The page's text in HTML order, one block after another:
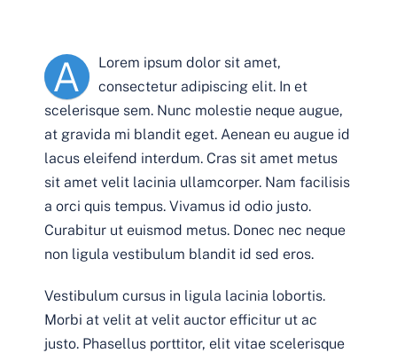
A
Lorem ipsum dolor sit amet,
consectetur adipiscing elit. In et
scelerisque sem. Nunc molestie neque augue,
at gravida mi blandit eget. Aenean eu augue id
lacus eleifend interdum. Cras sit amet metus
sit amet velit lacinia ullamcorper. Nam facilisis
a orci quis tempus. Vivamus id odio justo.
Curabitur ut euismod metus. Donec nec neque
non ligula vestibulum blandit id sed eros.
Vestibulum cursus in ligula lacinia lobortis.
Morbi at velit at velit auctor efficitur ut ac
justo. Phasellus porttitor, elit vitae scelerisque